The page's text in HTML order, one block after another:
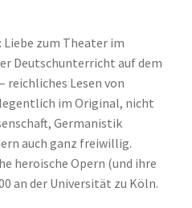
zum Theater im
Deutschunterricht auf dem
reichliches Lesen von
im Original, nicht
Germanistik
auch ganz freiwillig.
heroische Opern (und ihre
an der Universität zu Köln.